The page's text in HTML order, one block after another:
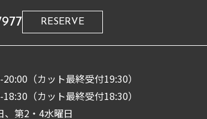
RESERVE
（カット最終受付19:30）
（カット最終受付18:30）
、第2・4水曜日